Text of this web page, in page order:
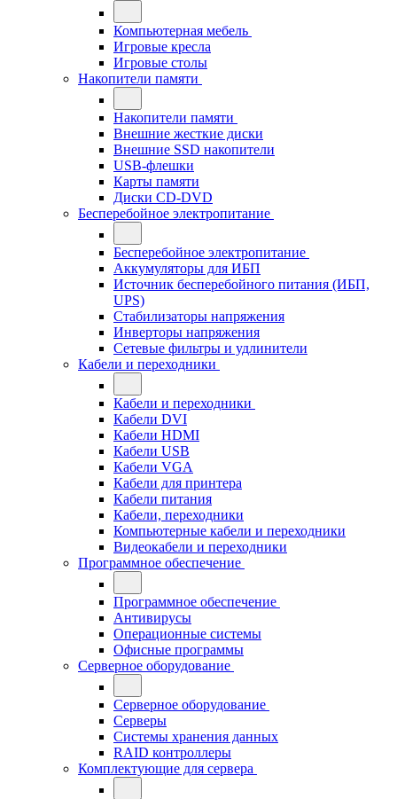
Компьютерная мебель
Игровые кресла
Игровые столы
Накопители памяти
Накопители памяти
Внешние жесткие диски
Внешние SSD накопители
USB-флешки
Карты памяти
Диски CD-DVD
Бесперебойное электропитание
Бесперебойное электропитание
Аккумуляторы для ИБП
Источник бесперебойного питания (ИБП,
UPS)
Стабилизаторы напряжения
Инверторы напряжения
Сетевые фильтры и удлинители
Кабели и переходники
Кабели и переходники
Кабели DVI
Кабели HDMI
Кабели USB
Кабели VGA
Кабели для принтера
Кабели питания
Кабели, переходники
Компьютерные кабели и переходники
Видеокабели и переходники
Программное обеспечение
Программное обеспечение
Антивирусы
Операционные системы
Офисные программы
Серверное оборудование
Серверное оборудование
Серверы
Системы хранения данных
RAID контроллеры
Комплектующие для сервера